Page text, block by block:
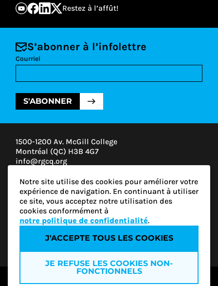
Notre site utilise des cookies pour améliorer votre
expérience de navigation. En continuant à utiliser
ce site, vous acceptez notre utilisation des
cookies conformément à
notre politique de confidentialité.
J'ACCEPTE TOUS LES COOKIES
JE REFUSE LES COOKIES NON-
FONCTIONNELS
Restez à l’affût!
S’abonner à l’infolettre
Courriel
S'ABONNER
1500-1200 Av. McGill College
Montréal (QC) H3B 4G7
info@rgcq.org
MONTRÉAL
QUÉBEC
OUTAOUAIS
ESTRIE